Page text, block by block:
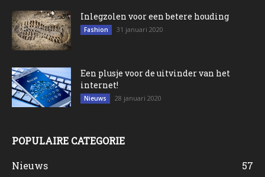
Inlegzolen voor een betere houding
Fashion 31 januari 2020
Een plusje voor de uitvinder van het
internet!
Nieuws 28 januari 2020
POPULAIRE CATEGORIE
Nieuws
57